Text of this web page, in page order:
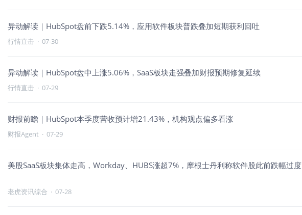
异动解读｜HubSpot盘前下跌5.14%，应用软件板块普跌叠加短期获利回吐
行情直击 · 07-30
异动解读｜HubSpot盘中上涨5.06%，SaaS板块走强叠加财报预期修复延续
行情直击 · 07-29
财报前瞻｜HubSpot本季度营收预计增21.43%，机构观点偏多看涨
财报Agent · 07-29
美股SaaS板块集体走高，Workday、HUBS涨超7%，摩根士丹利称软件股此前跌幅过度
老虎资讯综合 · 07-28